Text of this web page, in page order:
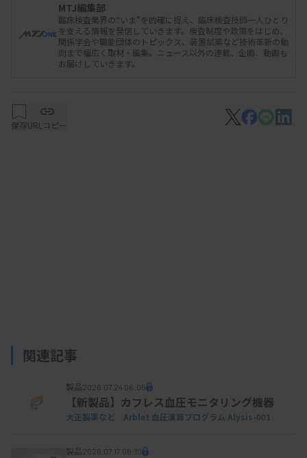
検査に加え、ヘムサイトにおいてもEPに関連する
業務を支援する。
ソフトウエア。患者の検査結果などのデータを集約
MTJ編集部
臨床検査業界の“いま”を的確に捉え、臨床検査技師一人ひとり
を支える情報を発信していきます。検査制度や政策をはじめ、
関係学会や職能団体のトピックス、装置試薬など技術革新の動
向まで幅広く取材・編集。ニュース以外の連載、企画、動画も
お届けしていきます。
保存URLコピー
関連記事
製品2026.07.24 06:05
【新製品】カフレス血圧モニタリング機器
大正製薬など Arblet 血圧演算プログラム Alysis-001
製品2026.07.17 06:10